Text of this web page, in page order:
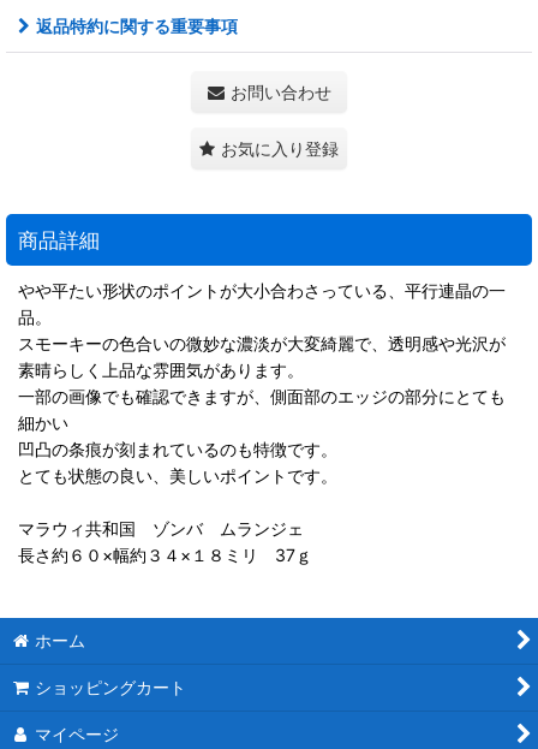
返品特約に関する重要事項
お問い合わせ
お気に入り登録
商品詳細
やや平たい形状のポイントが大小合わさっている、平行連晶の一
品。
スモーキーの色合いの微妙な濃淡が大変綺麗で、透明感や光沢が
素晴らしく上品な雰囲気があります。
一部の画像でも確認できますが、側面部のエッジの部分にとても
細かい
凹凸の条痕が刻まれているのも特徴です。
とても状態の良い、美しいポイントです。
マラウィ共和国 ゾンバ ムランジェ
長さ約６０×幅約３４×１８ミリ 37ｇ
ホーム
ショッピングカート
マイページ